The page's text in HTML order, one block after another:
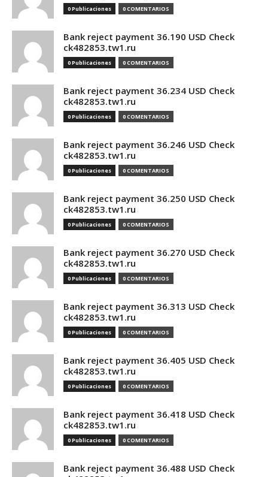
0 Publicaciones 0 COMENTARIOS
Bank reject payment 36.190 USD Check
ck482853.tw1.ru
0 Publicaciones 0 COMENTARIOS
Bank reject payment 36.234 USD Check
ck482853.tw1.ru
0 Publicaciones 0 COMENTARIOS
Bank reject payment 36.246 USD Check
ck482853.tw1.ru
0 Publicaciones 0 COMENTARIOS
Bank reject payment 36.250 USD Check
ck482853.tw1.ru
0 Publicaciones 0 COMENTARIOS
Bank reject payment 36.270 USD Check
ck482853.tw1.ru
0 Publicaciones 0 COMENTARIOS
Bank reject payment 36.313 USD Check
ck482853.tw1.ru
0 Publicaciones 0 COMENTARIOS
Bank reject payment 36.405 USD Check
ck482853.tw1.ru
0 Publicaciones 0 COMENTARIOS
Bank reject payment 36.418 USD Check
ck482853.tw1.ru
0 Publicaciones 0 COMENTARIOS
Bank reject payment 36.488 USD Check